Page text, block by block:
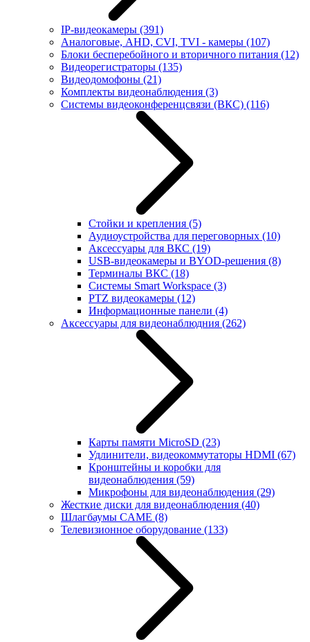
IP-видеокамеры (391)
Аналоговые, AHD, CVI, TVI - камеры (107)
Блоки бесперебойного и вторичного питания (12)
Видеорегистраторы (135)
Видеодомофоны (21)
Комплекты видеонаблюдения (3)
Системы видеоконференцсвязи (ВКС) (116)
Стойки и крепления (5)
Аудиоустройства для переговорных (10)
Аксессуары для ВКС (19)
USB-видеокамеры и BYOD-решения (8)
Терминалы ВКС (18)
Системы Smart Workspace (3)
PTZ видеокамеры (12)
Информационные панели (4)
Аксессуары для видеонаблюдния (262)
Карты памяти MicroSD (23)
Удлинители, видеокоммутаторы HDMI (67)
Кронштейны и коробки для
видеонаблюдения (59)
Микрофоны для видеонаблюдения (29)
Жесткие диски для видеонаблюдения (40)
Шлагбаумы CAME (8)
Телевизионное оборудование (133)